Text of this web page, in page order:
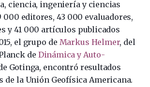
ciencia, ingeniería y ciencias
000 editores, 43 000 evaluadores,
y 41 000 artículos publicados
el grupo de Markus Helmer, del
de Dinámica y Auto-
Gotinga, encontró resultados
de la Unión Geofísica Americana.